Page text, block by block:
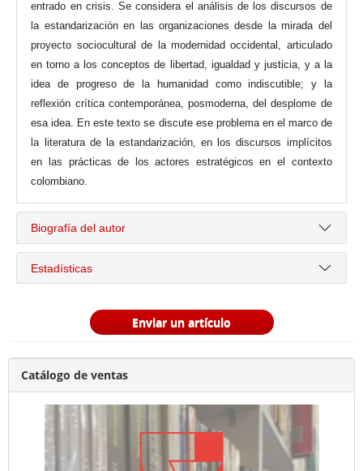
entrado en crisis. Se considera el análisis de los discursos de
la estandarización en las organizaciones desde la mirada del
proyecto sociocultural de la modernidad occidental, articulado
en torno a los conceptos de libertad, igualdad y justicia, y a la
idea de progreso de la humanidad como indiscutible; y la
reflexión crítica contemporánea, posmoderna, del desplome de
esa idea. En este texto se discute ese problema en el marco de
la literatura de la estandarización, en los discursos implícitos
en las prácticas de los actores estratégicos en el contexto
colombiano.
Biografía del autor
Estadísticas
Enviar un artículo
Catálogo de ventas